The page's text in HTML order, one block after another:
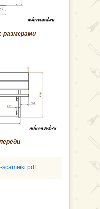
размерами
scameiki.pdf